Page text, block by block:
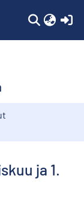
ja 1.